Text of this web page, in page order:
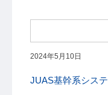
2024年5月10日
JUAS基幹系シス